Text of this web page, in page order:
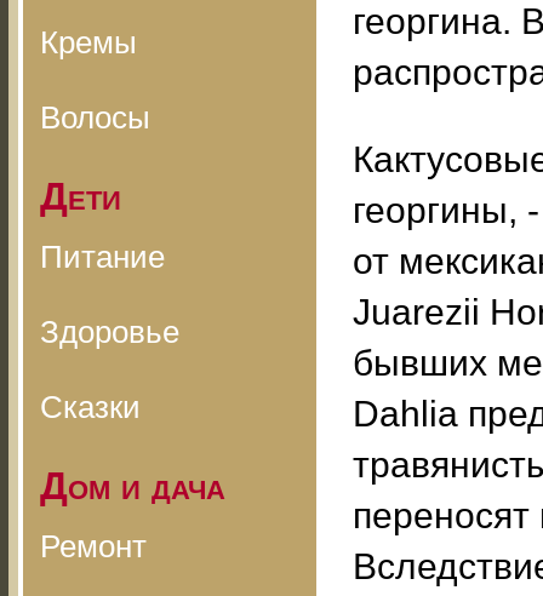
Кремы
Волосы
Дети
Питание
Здоровье
Сказки
Дом и дача
Ремонт
георгина.
георгины,
от
Juarezii
бывших
Dahlia